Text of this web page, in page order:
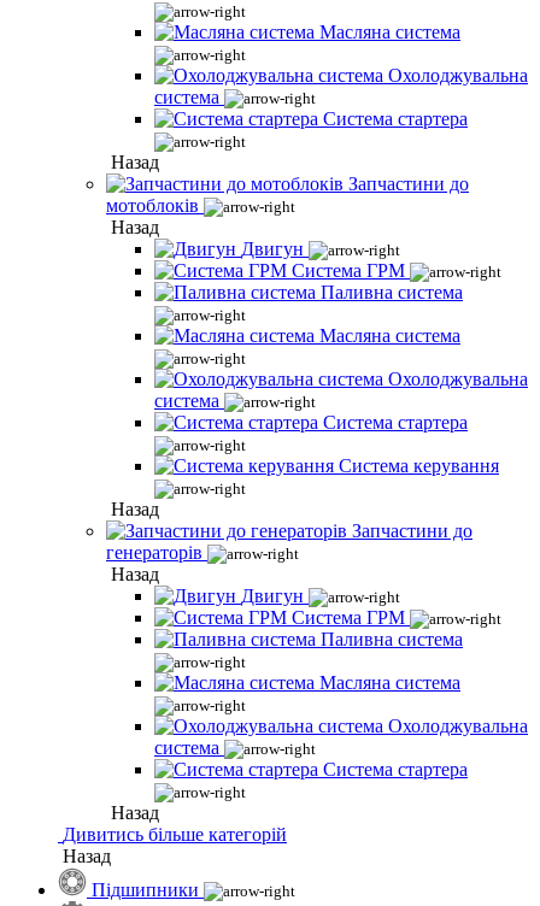
Масляна система
Охолоджувальна
система
Система стартера
Назад
Запчастини до
мотоблоків
Назад
Двигун
Система ГРМ
Паливна система
Масляна система
Охолоджувальна
система
Система стартера
Система керування
Назад
Запчастини до
генераторів
Назад
Двигун
Система ГРМ
Паливна система
Масляна система
Охолоджувальна
система
Система стартера
Назад
Дивитись більше категорій
Назад
Підшипники